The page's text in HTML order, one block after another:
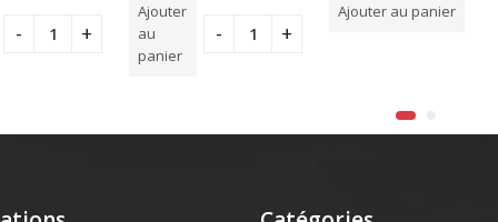
Ajouter
au
panier
Ajouter au panier